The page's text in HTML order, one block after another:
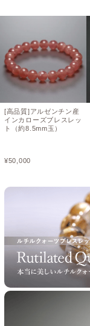
[高品質]アルゼンチン産
インカローズブレスレッ
ト（約8.5mm玉）
¥50,000